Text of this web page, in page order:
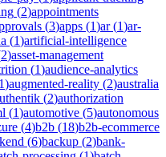
(2)appointments
(3)apps (1)ar(1)ar-
(1)artificial-intelligence
2)asset-management
(1)audience-analytics
1)augmented-reality (2)australia
(2)authorization
(1)automotive (5)autonomous
(4)b2b (18)b2b-ecommerce
(6)backup (2)bank-